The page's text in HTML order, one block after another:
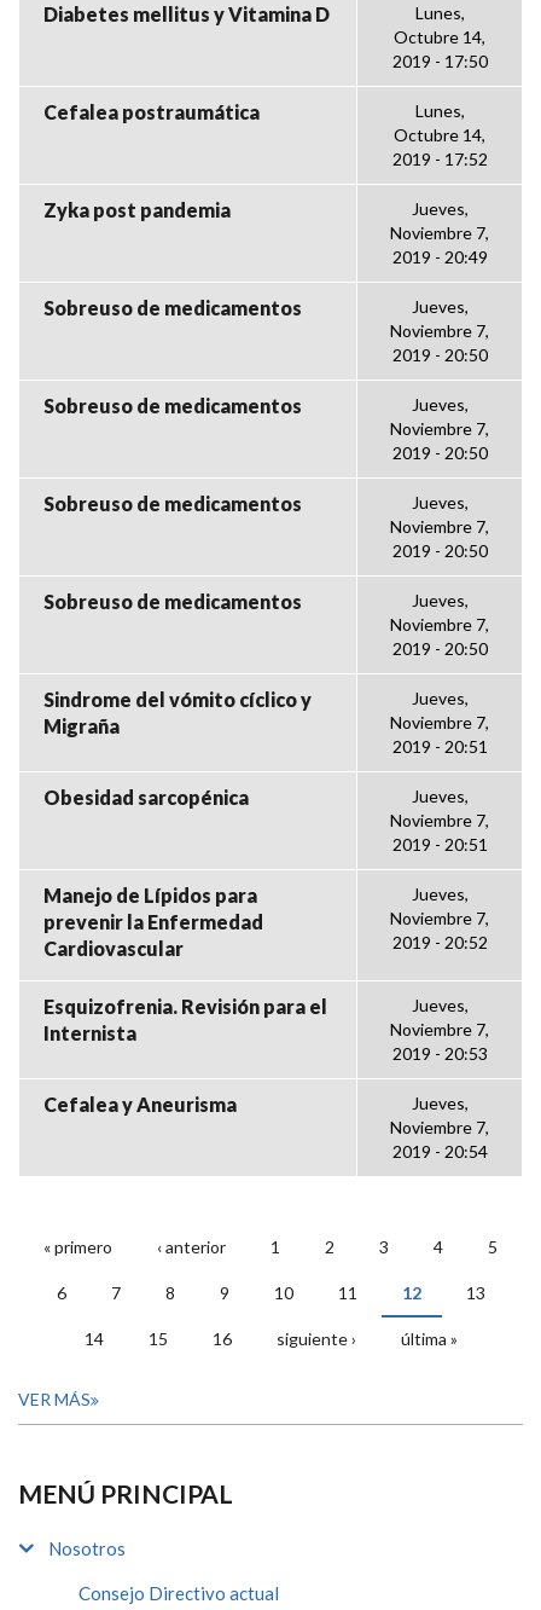
Diabetes mellitus y Vitamina D
Lunes,
Octubre 14,
2019 - 17:50
Cefalea postraumática
Lunes,
Octubre 14,
2019 - 17:52
Zyka post pandemia
Jueves,
Noviembre 7,
2019 - 20:49
Sobreuso de medicamentos
Jueves,
Noviembre 7,
2019 - 20:50
Sobreuso de medicamentos
Jueves,
Noviembre 7,
2019 - 20:50
Sobreuso de medicamentos
Jueves,
Noviembre 7,
2019 - 20:50
Sobreuso de medicamentos
Jueves,
Noviembre 7,
2019 - 20:50
Sindrome del vómito cíclico y
Migraña
Jueves,
Noviembre 7,
2019 - 20:51
Obesidad sarcopénica
Jueves,
Noviembre 7,
2019 - 20:51
Manejo de Lípidos para
prevenir la Enfermedad
Cardiovascular
Jueves,
Noviembre 7,
2019 - 20:52
Esquizofrenia. Revisión para el
Internista
Jueves,
Noviembre 7,
2019 - 20:53
Cefalea y Aneurisma
Jueves,
Noviembre 7,
2019 - 20:54
PÁGINAS
« primero ‹ anterior 1 2 3 4 5
6 7 8 9 10 11 12 13
14 15 16 siguiente › última »
VER MÁS
MENÚ PRINCIPAL
Nosotros
Consejo Directivo actual